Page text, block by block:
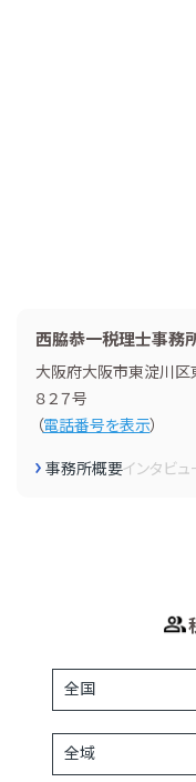
西脇恭一税理士事務
大阪府大阪市東淀川
８２７号
（電話番号を表示）
事務所概要インタビュ